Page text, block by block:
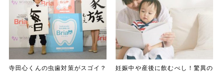
寺田心くんの虫歯対策がスゴイ？
妊娠中や産後に飲むべし！驚異の